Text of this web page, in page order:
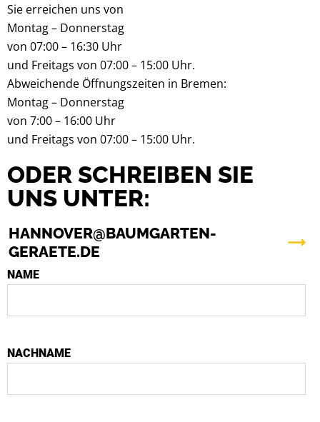
Sie erreichen uns von
Montag – Donnerstag
von 07:00 – 16:30 Uhr
und Freitags von 07:00 – 15:00 Uhr.
Abweichende Öffnungszeiten in Bremen:
Montag – Donnerstag
von 7:00 – 16:00 Uhr
und Freitags von 07:00 – 15:00 Uhr.
ODER SCHREIBEN SIE
UNS UNTER:
HANNOVER@BAUMGARTEN-
GERAETE.DE
NAME
NACHNAME